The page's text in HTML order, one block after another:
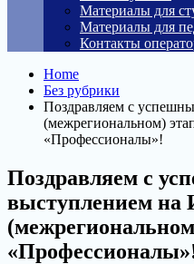
Материалы для
Материалы для
Контакты
Home
Без рубрики
Поздравляем с
(межрегиональном)
«Профессионалы»!
Поздравляем с
выступлением на